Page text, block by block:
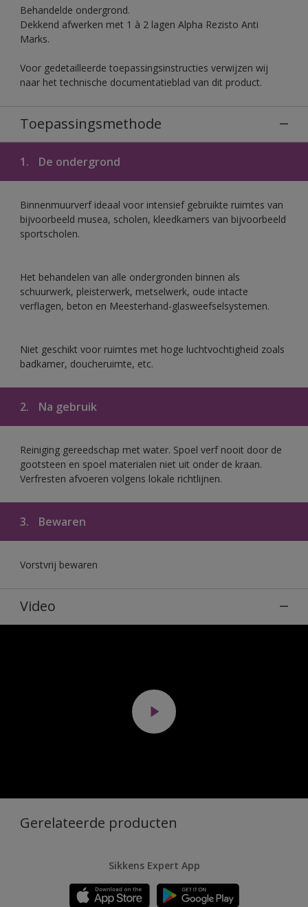
Behandelde ondergrond.
Dekkend afwerken met 1 à 2 lagen Alpha Rezisto Anti
Marks.
Voor gedetailleerde toepassingsinstructies verwijzen wij
naar het technische documentatieblad van dit product.
Toepassingsmethode
1. De ondergrond
Binnenmuurverf ideaal voor intensief gebruikte ruimtes van
bijvoorbeeld musea, scholen, kleedkamers van bijvoorbeeld
sportscholen.
Het behandelen van alle ondergronden binnen als
schuurwerk, pleisterwerk, metselwerk, oude intacte
verflagen, beton en Meesterhand-glasweefselsystemen.
Niet geschikt voor ruimtes met hoge luchtvochtigheid zoals
badkamer, doucheruimte, etc.
2. Na gebruik
Reiniging gereedschap met water. Spoel verf nooit door de
gootsteen en spoel materialen niet uit onder de kraan.
Verfresten afvoeren volgens lokale richtlijnen.
3. Bewaren
Vorstvrij bewaren
Video
Gerelateerde producten
Sikkens Expert App